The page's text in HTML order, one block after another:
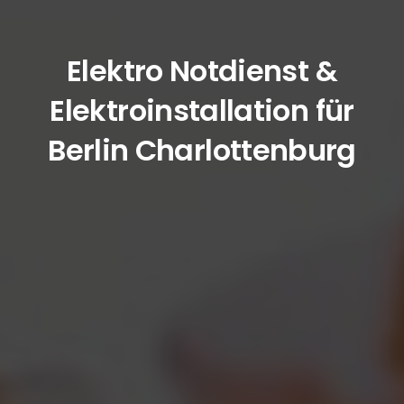
Elektro Notdienst &
Elektroinstallation für
Berlin Charlottenburg